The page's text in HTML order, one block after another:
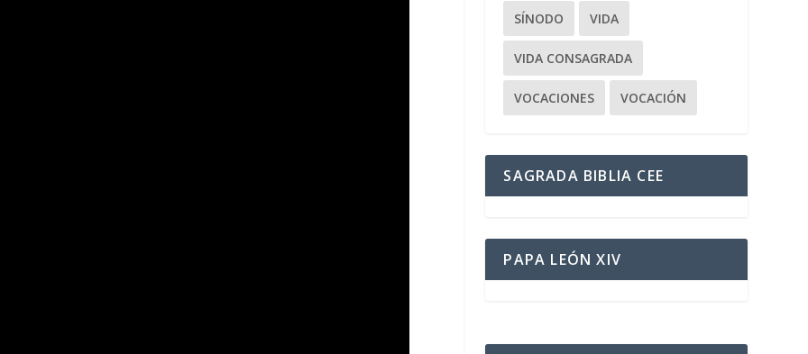
SÍNODO VIDA
VIDA CONSAGRADA
VOCACIONES VOCACIÓN
SAGRADA BIBLIA CEE
PAPA LEÓN XIV